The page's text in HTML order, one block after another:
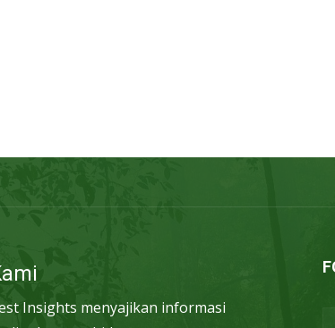
Insights menyajikan informasi